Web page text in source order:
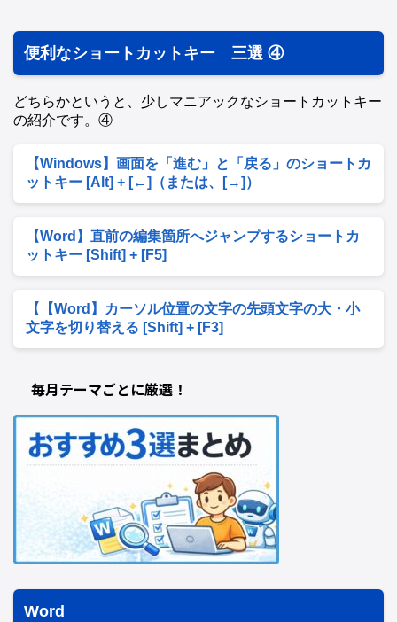
便利なショートカットキー 三選 ④
どちらかというと、少しマニアックなショートカットキー
の紹介です。④
【Windows】画面を「進む」と「戻る」のショートカ
ットキー [Alt] + [←]（または、[→]）
【Word】直前の編集箇所へジャンプするショートカ
ットキー [Shift] + [F5]
【【Word】カーソル位置の文字の先頭文字の大・小
文字を切り替える [Shift] + [F3]
毎月テーマごとに厳選！
Word